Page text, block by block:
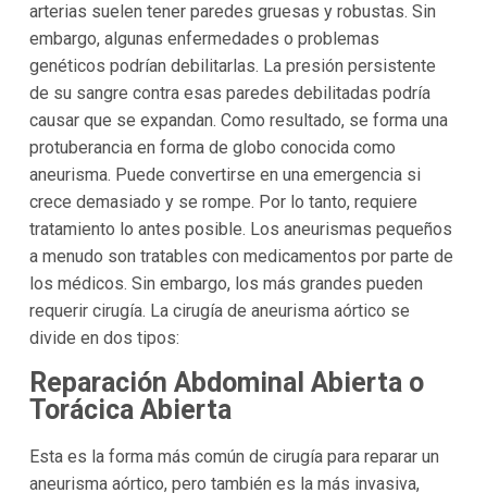
arterias suelen tener paredes gruesas y robustas. Sin
embargo, algunas enfermedades o problemas
genéticos podrían debilitarlas. La presión persistente
de su sangre contra esas paredes debilitadas podría
causar que se expandan. Como resultado, se forma una
protuberancia en forma de globo conocida como
aneurisma. Puede convertirse en una emergencia si
crece demasiado y se rompe. Por lo tanto, requiere
tratamiento lo antes posible. Los aneurismas pequeños
a menudo son tratables con medicamentos por parte de
los médicos. Sin embargo, los más grandes pueden
requerir cirugía. La cirugía de aneurisma aórtico se
divide en dos tipos:
Reparación Abdominal Abierta o
Torácica Abierta
Esta es la forma más común de cirugía para reparar un
aneurisma aórtico, pero también es la más invasiva,